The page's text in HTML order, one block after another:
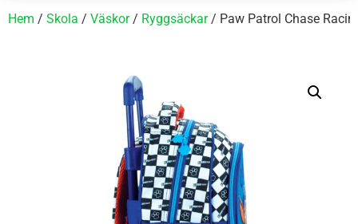
Hem / Skola / Väskor/ Ryggsäckar/ Paw Patrol Chase